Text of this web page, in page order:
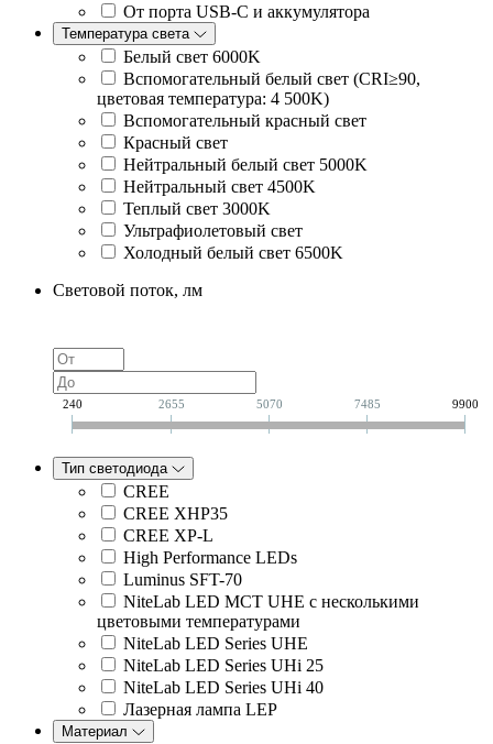
От порта USB-C и аккумулятора
Температура света
Белый свет 6000K
Вспомогательный белый свет (CRI≥90,
цветовая температура: 4 500K)
Вспомогательный красный свет
Красный свет
Нейтральный белый свет 5000K
Нейтральный свет 4500K
Теплый свет 3000K
Ультрафиолетовый свет
Холодный белый свет 6500K
Световой поток, лм
240 2655 5070 7485 9900
Тип светодиода
CREE
CREE XHP35
CREE XP-L
High Performance LEDs
Luminus SFT-70
NiteLab LED MCT UHE с несколькими
цветовыми температурами
NiteLab LED Series UHE
NiteLab LED Series UHi 25
NiteLab LED Series UHi 40
Лазерная лампа LEP
Материал